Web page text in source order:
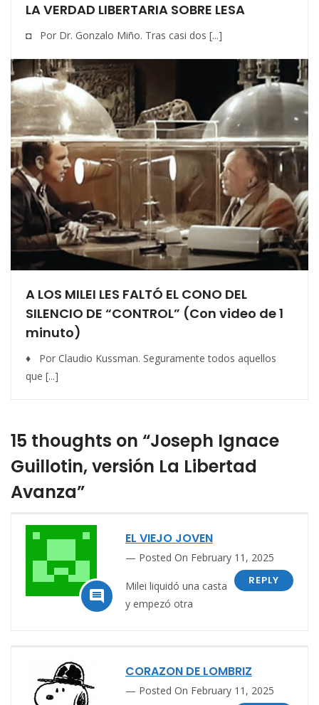
LA VERDAD LIBERTARIA SOBRE LESA
◘ Por Dr. Gonzalo Miño. Tras casi dos [...]
A LOS MILEI LES FALTÓ EL CONO DEL
SILENCIO DE “CONTROL” (Con video de 1
minuto)
♦ Por Claudio Kussman. Seguramente todos aquellos
que [...]
15 thoughts on “Joseph Ignace
Guillotin, versión La Libertad
Avanza”

EL VIEJO JOVEN
Posted On February 11, 2025
REPLY
Milei liquidó una casta
y empezó otra
CORAZON DE LOMBRIZ
Posted On February 11, 2025